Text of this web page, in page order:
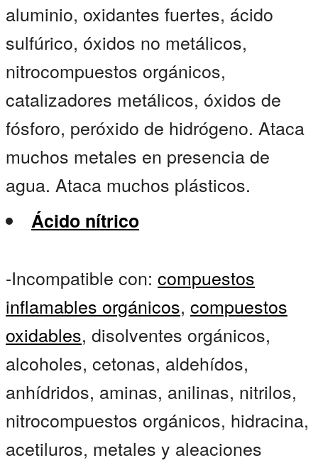
aluminio, oxidantes fuertes, ácido
sulfúrico, óxidos no metálicos,
nitrocompuestos orgánicos,
catalizadores metálicos, óxidos de
fósforo, peróxido de hidrógeno. Ataca
muchos metales en presencia de
agua. Ataca muchos plásticos.
Ácido nítrico
-Incompatible con: compuestos
inflamables orgánicos, compuestos
oxidables, disolventes orgánicos,
alcoholes, cetonas, aldehídos,
anhídridos, aminas, anilinas, nitrilos,
nitrocompuestos orgánicos, hidracina,
acetiluros, metales y aleaciones